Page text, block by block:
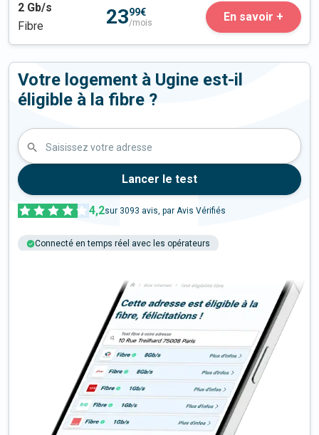
2 Gb/s
Fibre
2399€
/mois En savoir +
Votre logement à Ugine est-il
éligible à la fibre ?
Saisissez votre adresse
Lancer le test
4,2sur 3093 avis, par Avis Vérifiés
Connecté en temps réel avec les opérateurs